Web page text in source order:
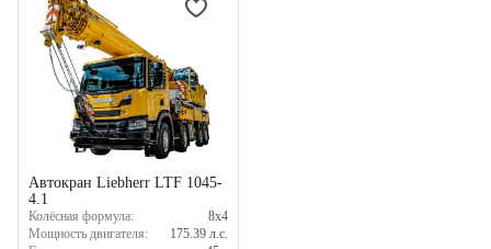
Автокран Liebherr LTF 1045-
4.1
Колёсная формула:
8x4
Мощность двигателя:
175.39 л.с.
Получите выгодное
предложение на спецтехнику
из наличия!
Ответьте на несколько вопросов — мы предоставим
персональную подборку моделей и лучшие условия